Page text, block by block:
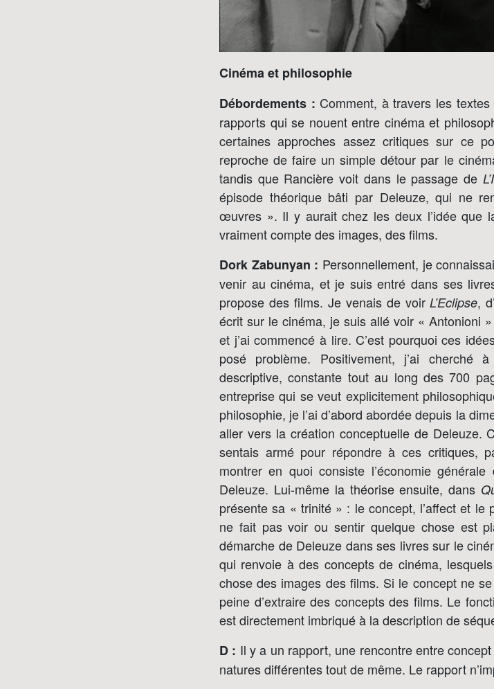
Cinéma et philosophie
Débordements : Comment, à travers les
rapports qui se nouent entre cinéma et
certaines approches assez critiques sur ce
reproche de faire un simple détour par le
tandis que Rancière voit dans le passage de
épisode théorique bâti par Deleuze, qui ne
œuvres ». Il y aurait chez les deux l’idée que
vraiment compte des images, des films.
Dork Zabunyan : Personnellement, je
venir au cinéma, et je suis entré dans ses
propose des films. Je venais de voirL’Eclipse,
écrit sur le cinéma, je suis allé voir « Antonioni
et j’ai commencé à lire. C’est pourquoi ces
posé problème. Positivement, j’ai cherché
descriptive, constante tout au long des 700
entreprise qui se veut explicitement
philosophie, je l’ai d’abord abordée depuis la
aller vers la création conceptuelle de Deleuze.
sentais armé pour répondre à ces critiques,
montrer en quoi consiste l’économie
Deleuze. Lui-même la théorise ensuite, dans
présente sa « trinité » : le concept, l’affect et le
ne fait pas voir ou sentir quelque chose est
démarche de Deleuze dans ses livres sur le
qui renvoie à des concepts de cinéma,
chose des images des films. Si le concept ne
peine d’extraire des concepts des films. Le
est directement imbriqué à la description de
D : Il y a un rapport, une rencontre entre
natures différentes tout de même. Le rapport